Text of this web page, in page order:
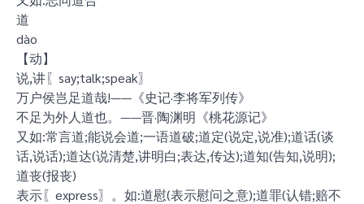
道
dào
【动】
说,讲〖say;talk;speak〗
万户侯岂足道哉!——《史记·李将军列传》
不足为外人道也。——晋·陶渊明《桃花源记》
又如:常言道;能说会道;一语道破;道定(说定,说准);道话(谈
话,说话);道达(说清楚,讲明白;表达,传达);道知(告知,说明);
道丧(报丧)
表示〖express〗。如:道慰(表示慰问之意);道罪(认错;赔不